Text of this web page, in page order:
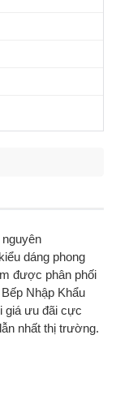
dáng phong
được phân phối
Nhập Khẩu
giá ưu đãi cực
nhất thị trường.